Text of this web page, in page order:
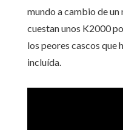
mundo a cambio de
cuestan unos K2000
los peores cascos que
incluída.